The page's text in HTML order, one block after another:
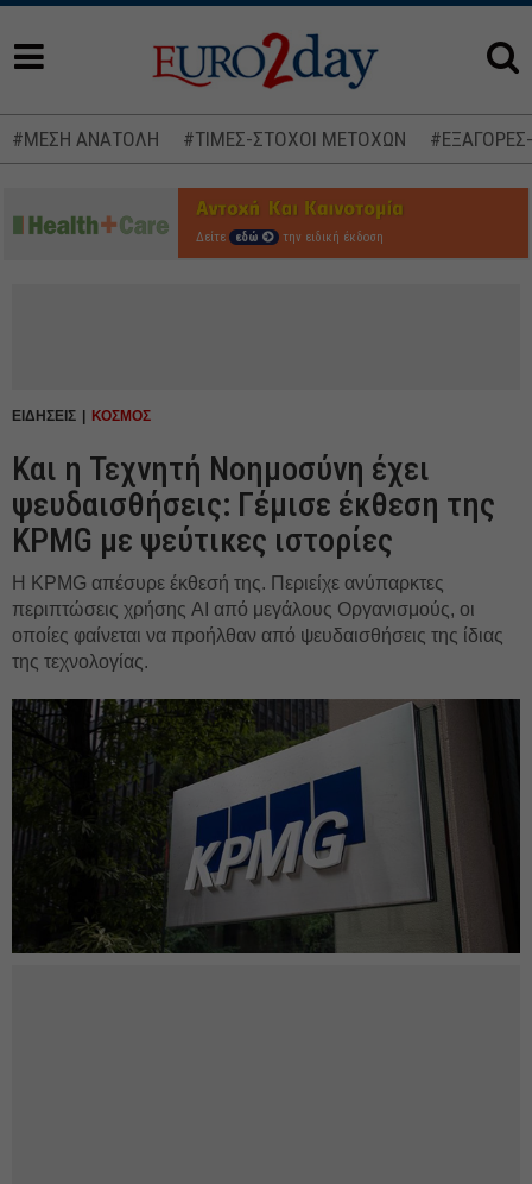
#ΜΕΣΗ ΑΝΑΤΟΛΗ #ΤΙΜΕΣ-ΣΤΟΧΟΙ ΜΕΤΟΧΩΝ
Δείτε εδώ την ειδική έκδοση
ΕΙΔΗΣΕΙΣ ΚΟΣΜΟΣ
Και η Τεχνητή Νοημοσύνη έχει
ψευδαισθήσεις: Γέμισε έκθεση της
KPMG με ψεύτικες ιστορίες
Η KPMG απέσυρε έκθεσή της. Περιείχε ανύπαρκτες
περιπτώσεις χρήσης AI από μεγάλους Οργανισμούς, οι
οποίες φαίνεται να προήλθαν από ψευδαισθήσεις της ίδιας
της τεχνολογίας.